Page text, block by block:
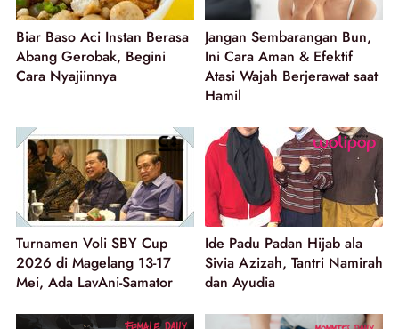
Biar Baso Aci Instan Berasa
Abang Gerobak, Begini
Cara Nyajiinnya
Jangan Sembarangan Bun,
Ini Cara Aman & Efektif
Atasi Wajah Berjerawat saat
Hamil
Turnamen Voli SBY Cup
2026 di Magelang 13-17
Mei, Ada LavAni-Samator
Ide Padu Padan Hijab ala
Sivia Azizah, Tantri Namirah
dan Ayudia